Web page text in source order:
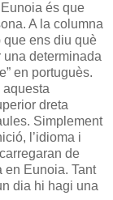
és que
A la columna
ens diu què
una determinada
en portuguès.
aquesta
dreta
Simplement
l’idioma i
de
en Eunoia. Tant
dia hi hagi una